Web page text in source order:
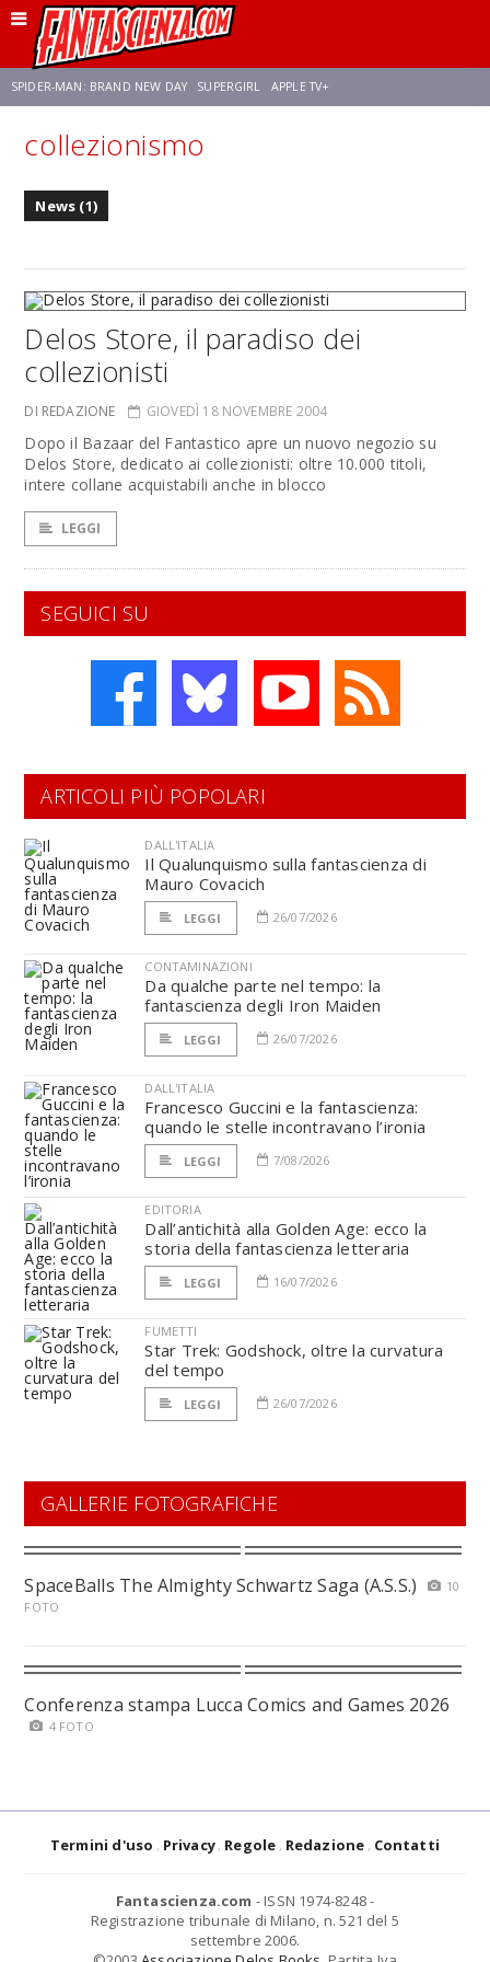
SPIDER-MAN: BRAND NEW DAY SUPERGIRL APPLE TV+
FRANCO RICCIARDIELLO ZENDAYA
collezionismo
News (1)
Delos Store, il paradiso dei
collezionisti
DI REDAZIONE GIOVEDÌ 18 NOVEMBRE 2004
Dopo il Bazaar del Fantastico apre un nuovo negozio su
Delos Store, dedicato ai collezionisti: oltre 10.000 titoli,
intere collane acquistabili anche in blocco
LEGGI
SEGUICI SU
ARTICOLI PIÙ POPOLARI
DALL'ITALIA
Il Qualunquismo sulla fantascienza di
Mauro Covacich
LEGGI 26/07/2026
CONTAMINAZIONI
Da qualche parte nel tempo: la
fantascienza degli Iron Maiden
LEGGI 26/07/2026
DALL'ITALIA
Francesco Guccini e la fantascienza:
quando le stelle incontravano l’ironia
LEGGI 7/08/2026
EDITORIA
Dall’antichità alla Golden Age: ecco la
storia della fantascienza letteraria
LEGGI 16/07/2026
FUMETTI
Star Trek: Godshock, oltre la curvatura
del tempo
LEGGI 26/07/2026
GALLERIE FOTOGRAFICHE
SpaceBalls The Almighty Schwartz Saga (A.S.S.)
10
FOTO
Conferenza stampa Lucca Comics and Games 2026
4 FOTO
Termini d'uso Privacy Regole Redazione Contatti
Fantascienza.com - ISSN 1974-8248 -
Registrazione tribunale di Milano, n. 521 del 5
settembre 2006.